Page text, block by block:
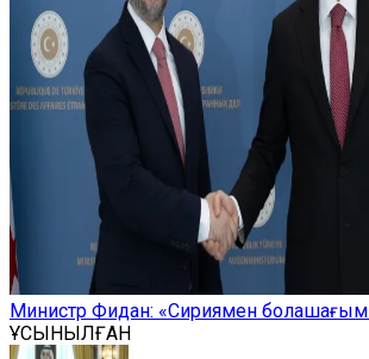
Министр Фидан: «Сириямен
ҰСЫНЫЛҒАН